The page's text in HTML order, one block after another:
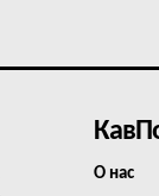
О нас